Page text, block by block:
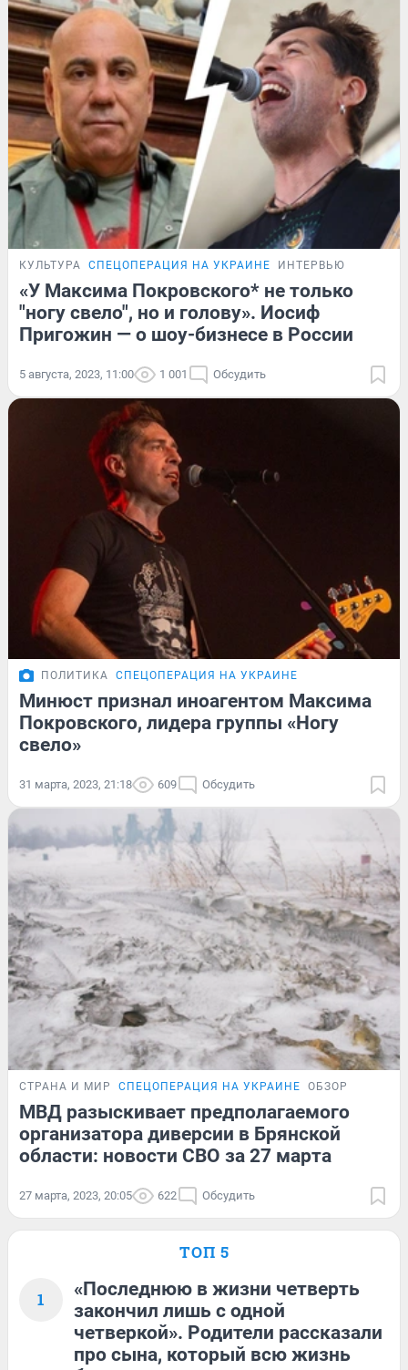
КУЛЬТУРА СПЕЦОПЕРАЦИЯ НА УКРАИНЕ ИНТЕРВЬЮ
«У Максима Покровского* не только
"ногу свело", но и голову». Иосиф
Пригожин — о шоу-бизнесе в России
5 августа, 2023, 11:00 1 001 Обсудить
ПОЛИТИКА СПЕЦОПЕРАЦИЯ НА УКРАИНЕ
Минюст признал иноагентом Максима
Покровского, лидера группы «Ногу
свело»
31 марта, 2023, 21:18 609 Обсудить
СТРАНА И МИР СПЕЦОПЕРАЦИЯ НА УКРАИНЕ ОБЗОР
МВД разыскивает предполагаемого
организатора диверсии в Брянской
области: новости СВО за 27 марта
27 марта, 2023, 20:05 622 Обсудить
ТОП 5
1
«Последнюю в жизни четверть
закончил лишь с одной
четверкой». Родители рассказали
про сына, который всю жизнь